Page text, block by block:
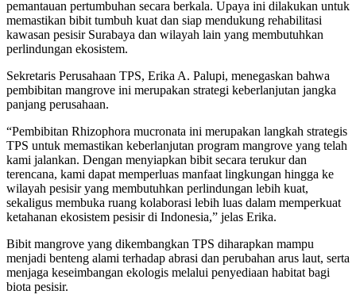
pemantauan pertumbuhan secara berkala. Upaya ini dilakukan untuk
memastikan bibit tumbuh kuat dan siap mendukung rehabilitasi
kawasan pesisir Surabaya dan wilayah lain yang membutuhkan
perlindungan ekosistem.
Sekretaris Perusahaan TPS, Erika A. Palupi, menegaskan bahwa
pembibitan mangrove ini merupakan strategi keberlanjutan jangka
panjang perusahaan.
“Pembibitan Rhizophora mucronata ini merupakan langkah strategis
TPS untuk memastikan keberlanjutan program mangrove yang telah
kami jalankan. Dengan menyiapkan bibit secara terukur dan
terencana, kami dapat memperluas manfaat lingkungan hingga ke
wilayah pesisir yang membutuhkan perlindungan lebih kuat,
sekaligus membuka ruang kolaborasi lebih luas dalam memperkuat
ketahanan ekosistem pesisir di Indonesia,” jelas Erika.
Bibit mangrove yang dikembangkan TPS diharapkan mampu
menjadi benteng alami terhadap abrasi dan perubahan arus laut, serta
menjaga keseimbangan ekologis melalui penyediaan habitat bagi
biota pesisir.